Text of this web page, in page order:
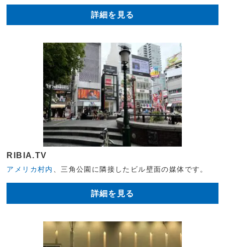
詳細を見る
RIBIA.TV
アメリカ村内 、三角公園に隣接したビル壁面の媒体です。
詳細を見る